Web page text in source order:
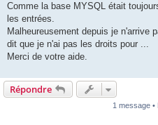
Comme la base MYSQL était
les entrées.
Malheureusement depuis je n'arrive
dit que je n'ai pas les droits pour ...
Merci de votre aide.
Répondre
1 message •